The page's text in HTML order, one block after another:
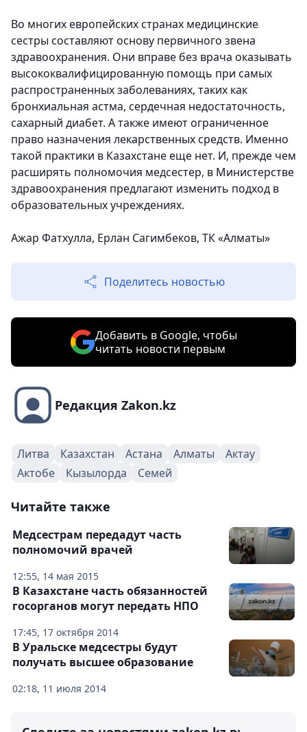
Во многих европейских странах медицинские
сестры составляют основу первичного звена
здравоохранения. Они вправе без врача оказывать
высококвалифицированную помощь при самых
распространенных заболеваниях, таких как
бронхиальная астма, сердечная недостаточность,
сахарный диабет. А также имеют ограниченное
право назначения лекарственных средств. Именно
такой практики в Казахстане еще нет. И, прежде чем
расширять полномочия медсестер, в Министерстве
здравоохранения предлагают изменить подход в
образовательных учреждениях.
Ажар Фатхулла, Ерлан Сагимбеков, ТК «Алматы»
Поделитесь новостью
Добавить в Google, чтобы
читать новости первым
Редакция Zakon.kz
Литва Казахстан Астана Алматы
Актау
Актобе
Кызылорда Семей
Читайте также
12:55, 14 мая 2015
Медсестрам передадут часть
полномочий врачей
17:45, 17 октября 2014
В Казахстане часть обязанностей
госорганов могут передать НПО
02:18, 11 июля 2014
В Уральске медсестры будут
получать высшее образование